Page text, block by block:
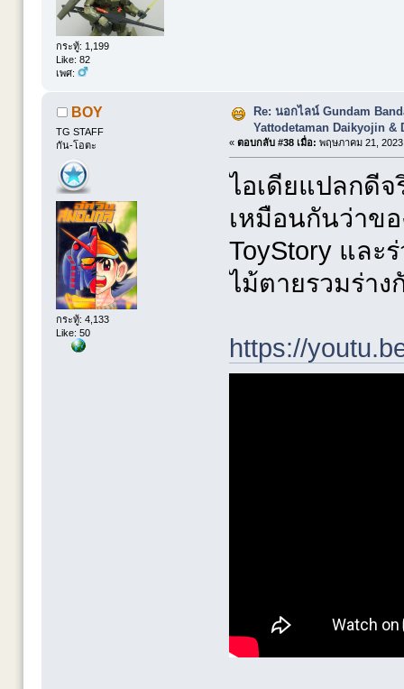
กระทู้: 1,199
Like: 82
เพศ:
BOY
TG STAFF
กัน-โอตะ
กระทู้: 4,133
Like: 50
Re: นอกไลน์ Gundam
Yattodetaman Daikyojin &
« ตอบกลับ #38 เมื่อ: พฤษภาคม 21,
ไอเดียแปลกดีจ
เหมือนกันว่าข
ToyStory และ
ไม้ตายรวมร่า
https://